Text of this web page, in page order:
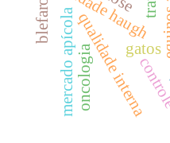
gatos
qualidade interna
oncologia
mercado apícola